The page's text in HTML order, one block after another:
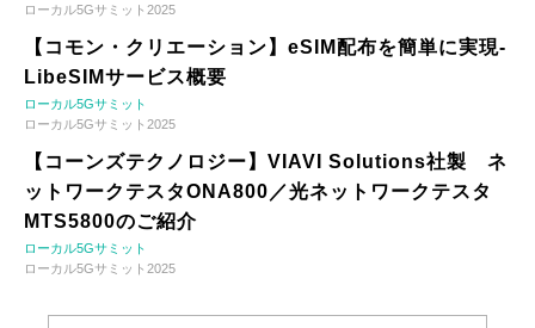
ローカル5Gサミット2025
【コモン・クリエーション】eSIM配布を簡単に実現-
LibeSIMサービス概要
ローカル5Gサミット
ローカル5Gサミット2025
【コーンズテクノロジー】VIAVI Solutions社製 ネ
ットワークテスタONA800／光ネットワークテスタ
MTS5800のご紹介
ローカル5Gサミット
ローカル5Gサミット2025